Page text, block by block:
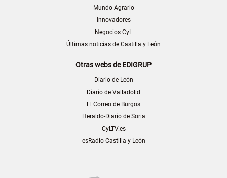
Mundo Agrario
Innovadores
Negocios CyL
Últimas noticias de Castilla y León
Otras webs de EDIGRUP
Diario de León
Diario de Valladolid
El Correo de Burgos
Heraldo-Diario de Soria
CyLTV.es
esRadio Castilla y León